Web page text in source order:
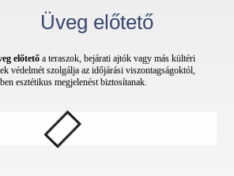
Üveg előtető
előtető a teraszok, bejárati ajtók vagy más kültéri
védelmét szolgálja az időjárási viszontagságoktól,
esztétikus megjelenést biztosítanak.